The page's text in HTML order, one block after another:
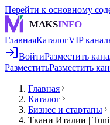
Перейти к основному
MAKSINFO
ГлавнаяКаталогVIP
ВойтиРазместить
РазместитьРазместить
Главная
Каталог
Бизнес и стартапы
Ткани Италии |